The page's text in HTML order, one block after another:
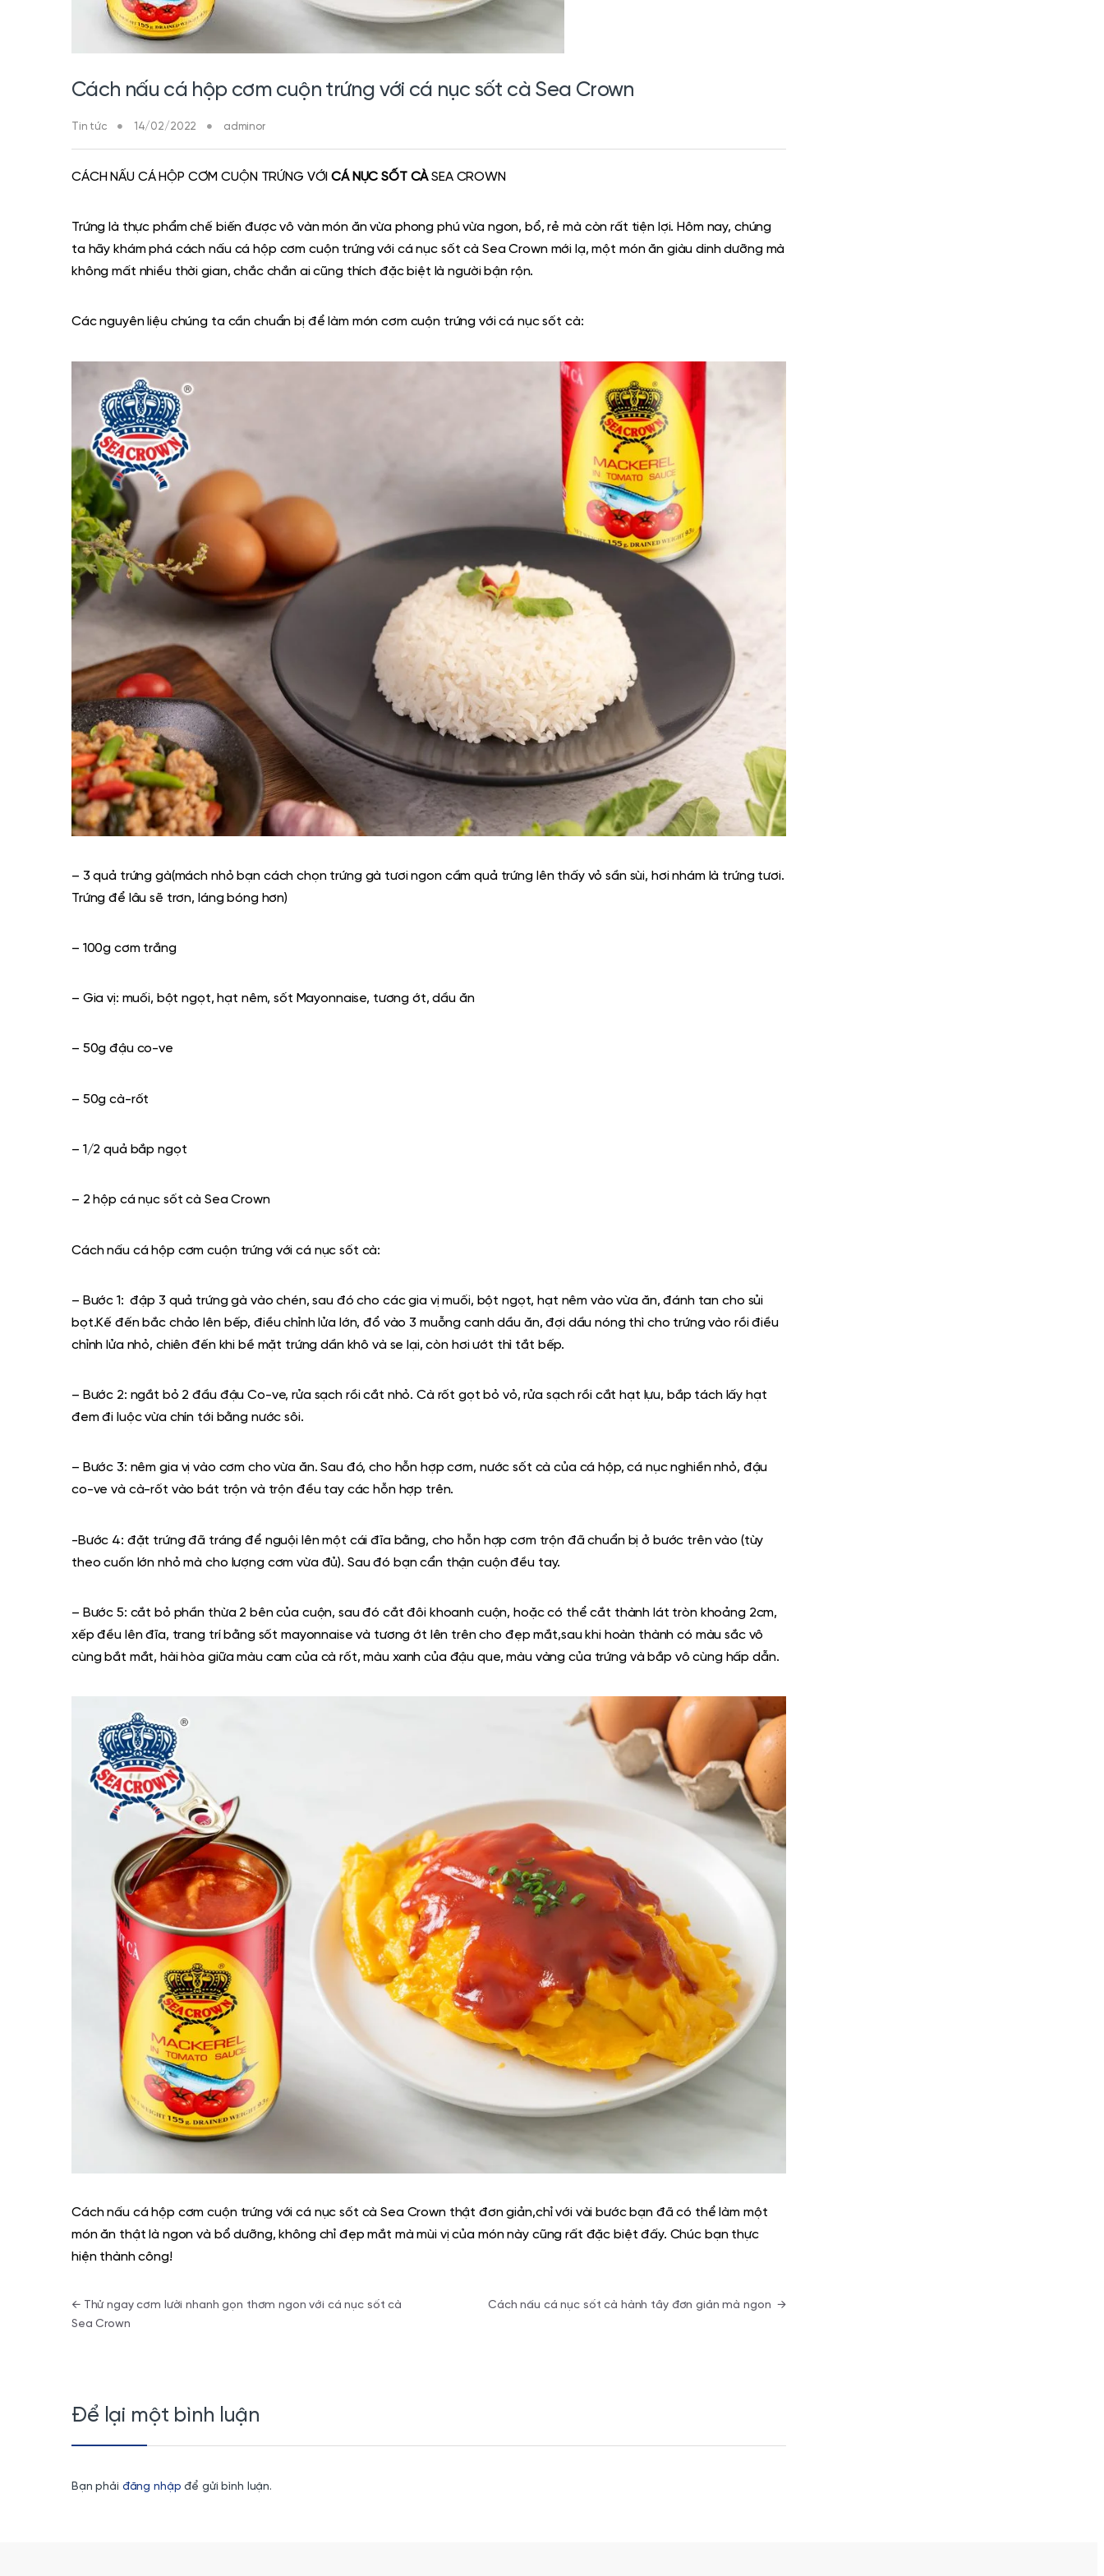
Cách nấu cá hộp cơm cuộn trứng với cá nục sốt cà Sea Crown
Tin tức 14/02/2022 adminor
CÁCH NẤU CÁ HỘP CƠM CUỘN TRỨNG VỚICÁ NỤC SỐT CÀSEA CROWN
Trứng là thực phẩm chế biến được vô vàn món ăn vừa phong phú vừa ngon, bổ, rẻ mà còn rất tiện lợi. Hôm nay, chúng
ta hãy khám phá cách nấu cá hộp cơm cuộn trứng với cá nục sốt cà Sea Crown mới lạ, một món ăn giàu dinh dưỡng mà
không mất nhiều thời gian, chắc chắn ai cũng thích đặc biệt là người bận rộn.
Các nguyên liệu chúng ta cần chuẩn bị để làm món cơm cuộn trứng với cá nục sốt cà:
– 3 quả trứng gà(mách nhỏ bạn cách chọn trứng gà tươi ngon cầm quả trứng lên thấy vỏ sần sùi, hơi nhám là trứng tươi.
Trứng để lâu sẽ trơn, láng bóng hơn)
– 100g cơm trắng
– Gia vị: muối, bột ngọt, hạt nêm, sốt Mayonnaise, tương ớt, dầu ăn
– 50g đậu co-ve
– 50g cà-rốt
– 1/2 quả bắp ngọt
– 2 hộp cá nục sốt cà Sea Crown
Cách nấu cá hộp cơm cuộn trứng với cá nục sốt cà:
– Bước 1: đập 3 quả trứng gà vào chén, sau đó cho các gia vị muối, bột ngọt, hạt nêm vào vừa ăn, đánh tan cho sủi
bọt.Kế đến bắc chảo lên bếp, điều chỉnh lửa lớn, đổ vào 3 muỗng canh dầu ăn, đợi dầu nóng thì cho trứng vào rồi điều
chỉnh lửa nhỏ, chiên đến khi bề mặt trứng dần khô và se lại, còn hơi ướt thì tắt bếp.
– Bước 2: ngắt bỏ 2 đầu đậu Co-ve, rửa sạch rồi cắt nhỏ. Cà rốt gọt bỏ vỏ, rửa sạch rồi cắt hạt lựu, bắp tách lấy hạt
đem đi luộc vừa chín tới bằng nước sôi.
– Bước 3: nêm gia vị vào cơm cho vừa ăn. Sau đó, cho hỗn hợp cơm, nước sốt cà của cá hộp, cá nục nghiền nhỏ, đậu
co-ve và cà-rốt vào bát trộn và trộn đều tay các hỗn hợp trên.
-Bước 4: đặt trứng đã tráng để nguội lên một cái đĩa bằng, cho hỗn hợp cơm trộn đã chuẩn bị ở bước trênvào (tùy
theo cuốn lớn nhỏ mà cho lượng cơm vừa đủ). Sau đó bạn cẩn thậncuộn đều tay.
– Bước 5: cắt bỏ phần thừa 2 bên của cuộn, sau đó cắt đôi khoanh cuộn, hoặc có thể cắt thành lát tròn khoảng 2cm,
xếp đều lên đĩa, trang trí bằng sốt mayonnaise và tương ớt lên trên cho đẹp mắt,sau khi hoàn thành có màu sắc vô
cùng bắt mắt, hài hòa giữa màu cam của cà rốt, màu xanh của đậu que, màu vàng của trứng và bắp vô cùng hấp dẫn.
Cách nấu cá hộp cơm cuộn trứng với cá nục sốt cà Sea Crown thật đơn giản,chỉ với vài bước bạn đã có thể làm một
món ăn thật là ngon và bổ dưỡng, không chỉ đẹp mắt mà mùi vị của món này cũng rất đặc biệt đấy. Chúc bạn thực
hiện thành công!
Điều hướng bài viết
←Thử ngay cơm lười nhanh gọn thơm ngon với cá nục sốt cà
Sea Crown
Cách nấu cá nục sốt cà hành tây đơn giản mà ngon→
Để lại một bình luận
Bạn phải đăng nhập để gửi bình luận.